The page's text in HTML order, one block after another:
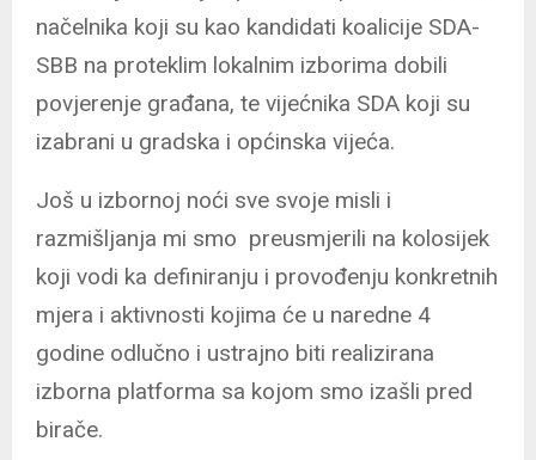
načelnika koji su kao kandidati koalicije SDA-
SBB na proteklim lokalnim izborima dobili
povjerenje građana, te vijećnika SDA koji su
izabrani u gradska i općinska vijeća.
Još u izbornoj noći sve svoje misli i
razmišljanja mi smo preusmjerili na kolosijek
koji vodi ka definiranju i provođenju konkretnih
mjera i aktivnosti kojima će u naredne 4
godine odlučno i ustrajno biti realizirana
izborna platforma sa kojom smo izašli pred
birače.